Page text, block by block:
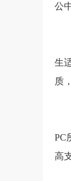
公
生
质
PC
高